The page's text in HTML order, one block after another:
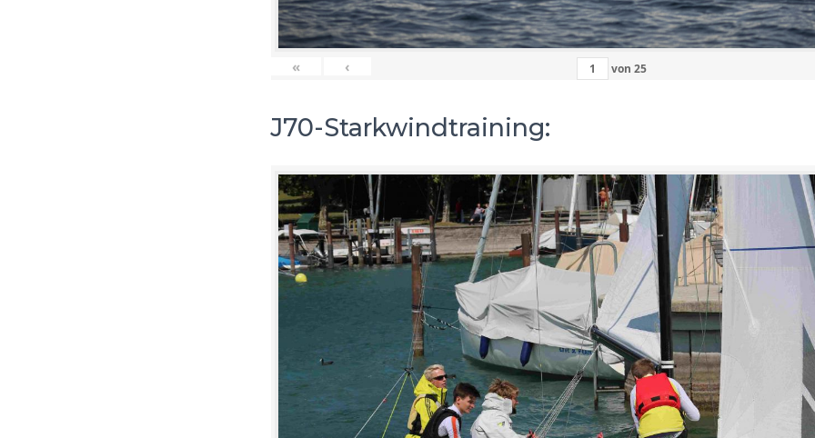
« ‹ von 25
J70-Starkwindtraining: